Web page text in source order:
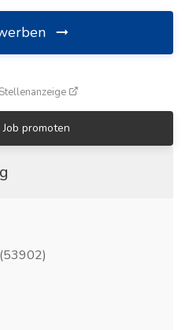
promoten